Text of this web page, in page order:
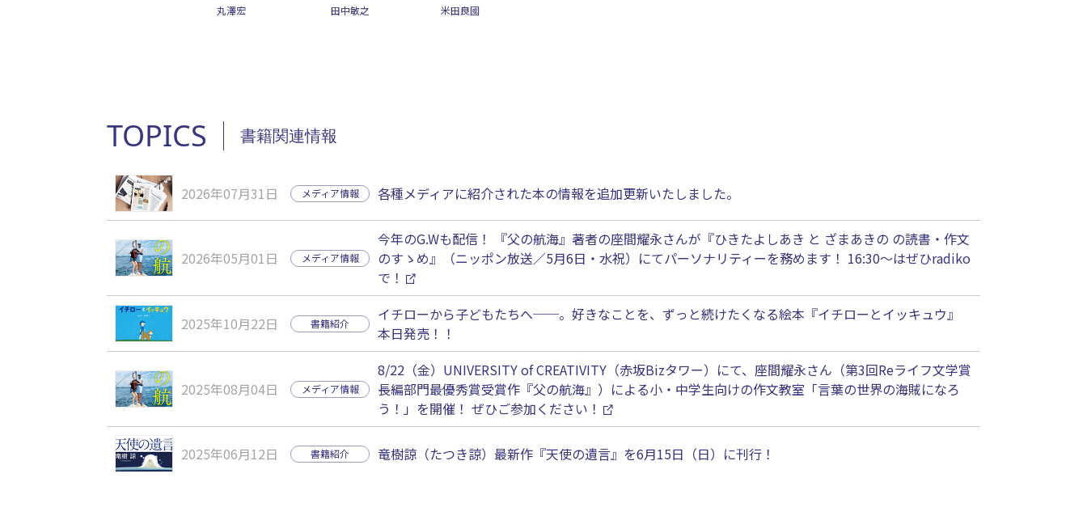
丸澤宏 田中敏之 米田良國
TOPICS 書籍関連情報
2026年07月31日 メディア情報 各種メディアに紹介された本の情報を追加更新いたしました。
2026年05月01日 メディア情報
今年のG.Wも配信！ 『父の航海』著者の座間耀永さんが『ひきたよしあき と ざまあきの の読書・作文
のすゝめ』（ニッポン放送／5月6日・水祝）にてパーソナリティーを務めます！ 16:30〜はぜひradiko
で！
2025年10月22日 書籍紹介
イチローから子どもたちへ──。好きなことを、ずっと続けたくなる絵本『イチローとイッキュウ』
本日発売！！
2025年08月04日 メディア情報
8/22（金）UNIVERSITY of CREATIVITY（赤坂Bizタワー）にて、座間耀永さん（第3回Reライフ文学賞
長編部門最優秀賞受賞作『父の航海』）による小・中学生向けの作文教室「言葉の世界の海賊になろ
う！」を開催！ ぜひご参加ください！
2025年06月12日 書籍紹介 竜樹諒（たつき諒）最新作『天使の遺言』を6月15日（日）に刊行！